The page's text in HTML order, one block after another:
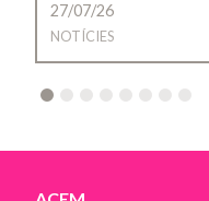
27/07/26
NOTÍCIES
4 5 6 7 8